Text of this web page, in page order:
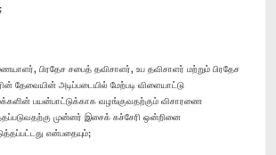
பிரதேச சபைத் தவிசாளர், உப தவிசாளர் மற்றும் பிரதேச
தேவையின் அடிப்படையில் மேற்படி விளையாட்டு
பயன்பாட்டுக்காக வழங்குவதற்கும் விசாரணை
முன்னர் இசைக் கச்சேரி ஒன்றினை
என்பதையும்;